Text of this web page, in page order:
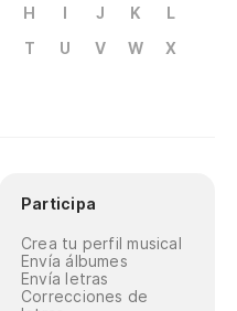
H I J K
L
T U V W
X
Participa
Crea tu perfil musical
Envía álbumes
Envía letras
Correcciones de